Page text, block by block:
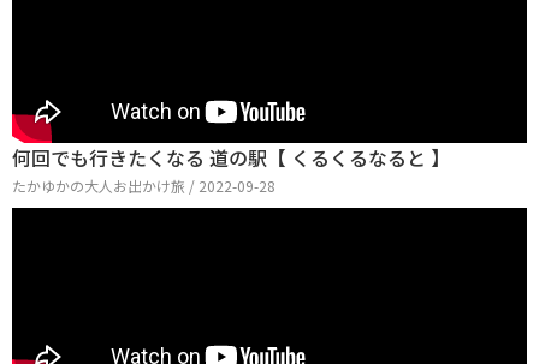
何回でも行きたくなる 道の駅【 くるくるなると 】
たかゆかの大人お出かけ旅 / 2022-09-28